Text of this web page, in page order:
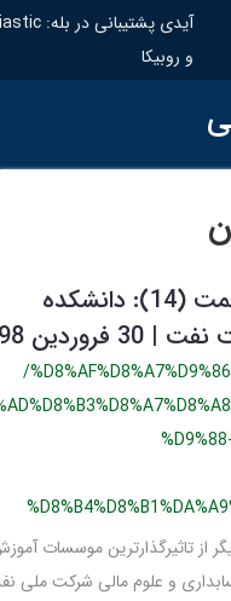
@oiastic :آیدی پشتیبانی در بله
و روبیکا
هزار داستان حسابداری | قسمت (14): دانشکده
1398
/
موسسات آموزش
و علوم مالی شرکت ملی نفت